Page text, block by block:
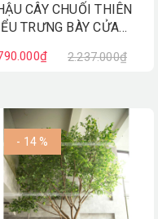
CÂY CHUỐI THIÊN
TRƯNG BÀY CỬA
2.237.000₫
- 14 %